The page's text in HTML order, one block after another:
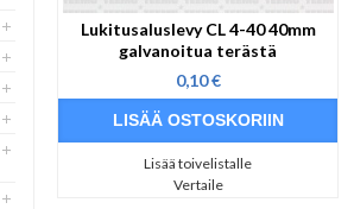
Lukitusaluslevy CL 4-40 40mm
galvanoitua terästä
0,10 €
Lisää toivelistalle
Vertaile